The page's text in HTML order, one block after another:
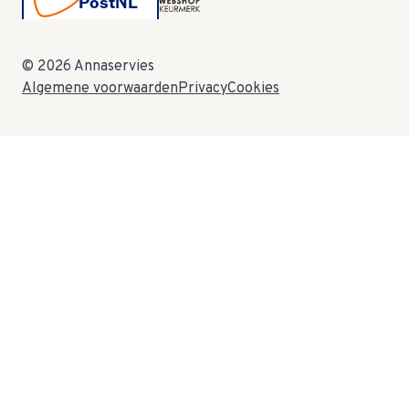
© 2026 Annaservies
Algemene voorwaardenPrivacyCookies